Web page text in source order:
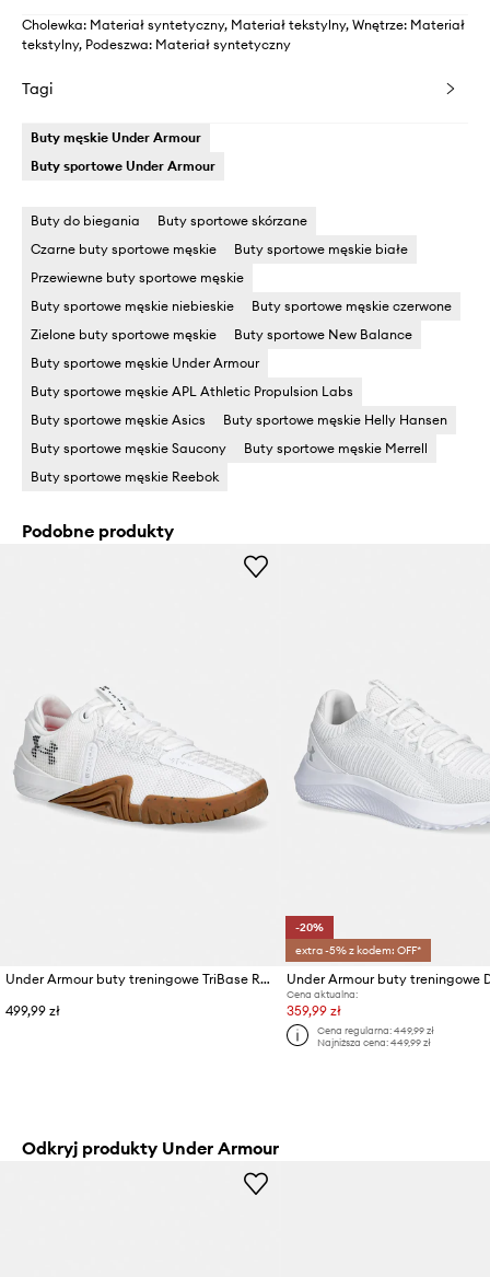
Cholewka: Materiał syntetyczny, Materiał tekstylny, Wnętrze: Materiał
tekstylny, Podeszwa: Materiał syntetyczny
Tagi
Buty męskie Under Armour
Buty sportowe Under Armour
Buty do biegania
Buty sportowe skórzane
Czarne buty sportowe męskie
Buty sportowe męskie białe
Przewiewne buty sportowe męskie
Buty sportowe męskie niebieskie
Buty sportowe męskie czerwone
Zielone buty sportowe męskie
Buty sportowe New Balance
Buty sportowe męskie Under Armour
Buty sportowe męskie APL Athletic Propulsion Labs
Buty sportowe męskie Asics
Buty sportowe męskie Helly Hansen
Buty sportowe męskie Saucony
Buty sportowe męskie Merrell
Buty sportowe męskie Reebok
Podobne produkty
Under Armour buty treningowe TriBase Reign 6
499,99 zł
-20%
extra -5% z kodem: OFF*
Cena aktualna:
359,99 zł
Cena regularna:449,99 zł
Najniższa cena:449,99 zł
Odkryj produkty Under Armour